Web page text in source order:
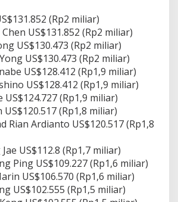
(Rp2 miliar)
US$131.852 (Rp2 miliar)
US$130.473 (Rp2 miliar)
US$130.473 (Rp2 miliar)
US$128.412 (Rp1,9 miliar)
US$128.412 (Rp1,9 miliar)
US$124.727 (Rp1,9 miliar)
US$120.517 (Rp1,8 miliar)
Rian Ardianto US$120.517 (Rp1,8
US$112.8 (Rp1,7 miliar)
Ping US$109.227 (Rp1,6 miliar)
US$106.570 (Rp1,6 miliar)
US$102.555 (Rp1,5 miliar)